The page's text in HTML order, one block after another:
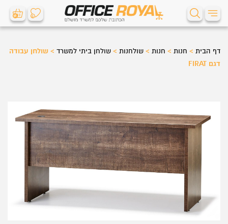
0 0
דף הבית > חנות > חנות > שולחנות > שולחן ביתי למשרד > שולחן עבודה
דגם FIRAT